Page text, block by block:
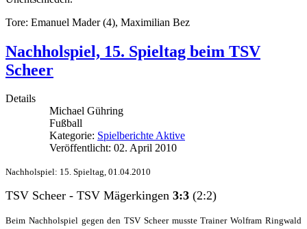
Tore: Emanuel Mader (4), Maximilian Bez
Nachholspiel, 15. Spieltag beim TSV
Scheer
Details
Michael Gühring
Fußball
Kategorie: Spielberichte Aktive
Veröffentlicht: 02. April 2010
Nachholspiel: 15. Spieltag, 01.04.2010
TSV Scheer - TSV Mägerkingen 3:3 (2:2)
Beim Nachholspiel gegen den TSV Scheer musste Trainer Wolfram Ringwald